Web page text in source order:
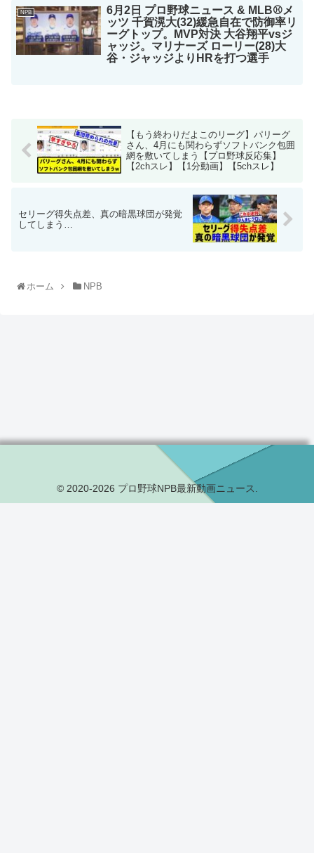
NPB
6月2日 プロ野球ニュース & MLB⚾️メ
ッツ 千賀滉大(32)緩急自在で防御率リ
ーグトップ。MVP対決 大谷翔平vsジ
ャッジ。マリナーズ ローリー(28)大
谷・ジャッジよりHRを打つ選手
【もう終わりだよこのリーグ】パリーグ
さん、4月にも関わらずソフトバンク包囲
網を敷いてしまう【プロ野球反応集】
【2chスレ】【1分動画】【5chスレ】
セリーグ得失点差、真の暗黒球団が発覚
してしまう…
ホーム NPB
© 2020-2026 プロ野球NPB最新動画ニュース.